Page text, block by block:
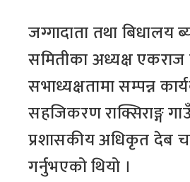
जग्गादाता तथा बिधालय
समितीका अध्यक्ष एकराज
सभाध्यक्षतामा सम्पन्न
सहजिकरण राक्सिराङ्ग
प्रशासकीय अधिकृत देब
गर्नुभएको थियो ।